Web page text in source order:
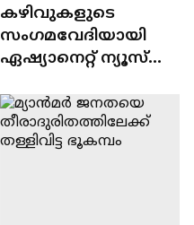
കഴിവുകളുടെ
സംഗമവേദിയായി
ഏഷ്യാനെറ്റ് ന്യൂസ്
സീസൺ 2